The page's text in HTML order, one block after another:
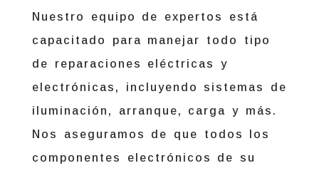
Nuestro equipo de expertos está
capacitado para manejar todo tipo
de reparaciones eléctricas y
electrónicas, incluyendo sistemas de
iluminación, arranque, carga y más.
Nos aseguramos de que todos los
componentes electrónicos de su